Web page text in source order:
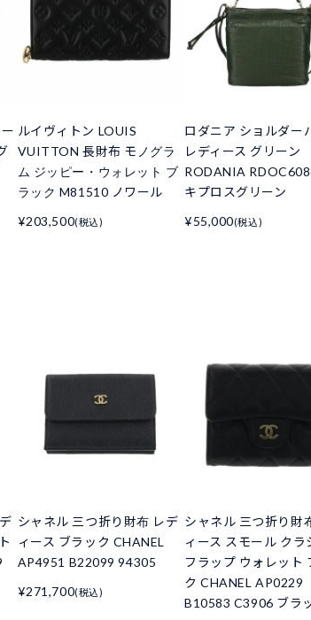
ルイヴィトン LOUIS
VUITTON 長財布 モノグラ
ム ジッピー・ウォレット ブ
ラック M81510 ノワール
¥203,500(税込)
ロダニア ショルダー
レディース グリーン
RODANIA
キプロスグリーン
¥55,000(税込)
シャネル 三つ折り財布 レデ
ィース ブラック CHANEL
AP4951 B22099 94305
¥271,700(税込)
シャネル 三つ折り財
ィース スモール クラ
フラップ ウォレット
ク CHANEL AP0229
B10583 C3906 ブラ